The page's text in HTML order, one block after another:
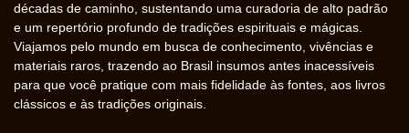
décadas de caminho, sustentando uma curadoria de alto padrão
e um repertório profundo de tradições espirituais e mágicas.
Viajamos pelo mundo em busca de conhecimento, vivências e
materiais raros, trazendo ao Brasil insumos antes inacessíveis
para que você pratique com mais fidelidade às fontes, aos livros
clássicos e às tradições originais.